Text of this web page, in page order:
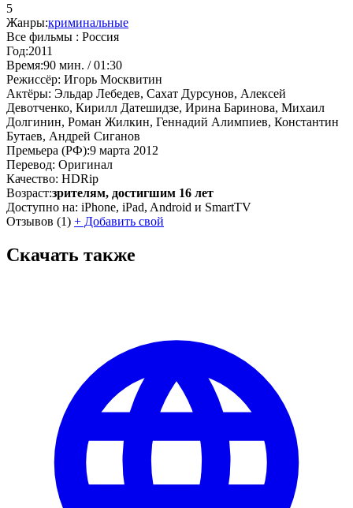
5
Жанры:криминальные
Все фильмы : Россия
Год:2011
Время:90 мин. / 01:30
Режиссёр: Игорь Москвитин
Актёры: Эльдар Лебедев, Сахат Дурсунов, Алексей
Девотченко, Кирилл Датешидзе, Ирина Баринова, Михаил
Долгинин, Роман Жилкин, Геннадий Алимпиев, Константин
Бутаев, Андрей Сиганов
Премьера (РФ):9 марта 2012
Перевод: Оригинал
Качество: HDRip
Возраст:зрителям, достигшим 16 лет
Доступно на: iPhone, iPad, Android и SmartTV
Отзывов (1) + Добавить свой
Скачать также